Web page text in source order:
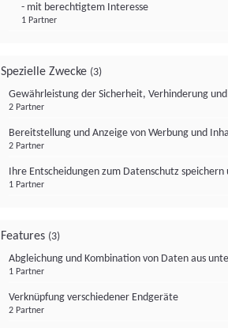
- mit berechtigtem Interesse
1 Partner
Spezielle Zwecke (3)
Gewährleistung der Sicherheit, Verhinderung
2 Partner
Bereitstellung und Anzeige von Werbung und
2 Partner
Ihre Entscheidungen zum Datenschutz
1 Partner
Features (3)
Abgleichung und Kombination von Daten aus
1 Partner
Verknüpfung verschiedener Endgeräte
2 Partner